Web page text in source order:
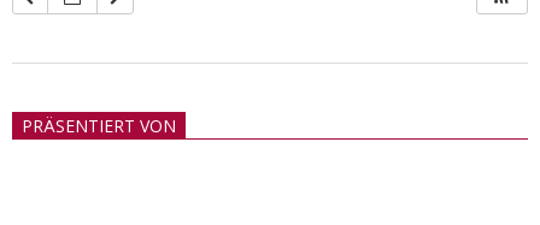
21
PRÄSENTIERT VON